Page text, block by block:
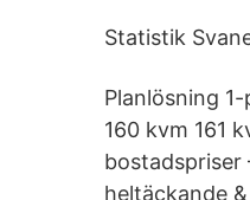
Statistik
Planlösning
160 kvm 161
bostadspriser
heltäckande